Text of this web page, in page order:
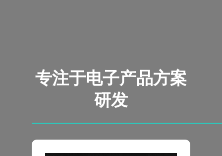
专注于电子产品方案
研发